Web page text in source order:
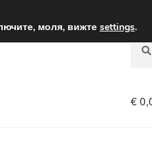
Доставка по
€
моля, вижте settings.